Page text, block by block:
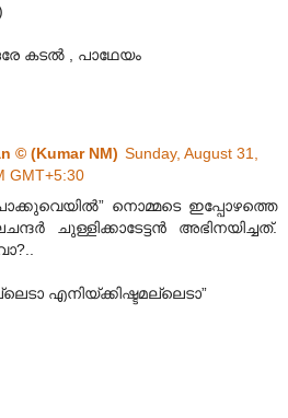
കടൽ , പാഥേയം
© (Kumar NM) Sunday, August 31,
GMT+5:30
നൊമ്മടെ ഇപ്പോഴത്തെ
ചുള്ളിക്കാടേട്ടന്‍ അഭിനയിച്ചത്.
എനിയ്ക്കിഷ്ടമല്ലെടാ”